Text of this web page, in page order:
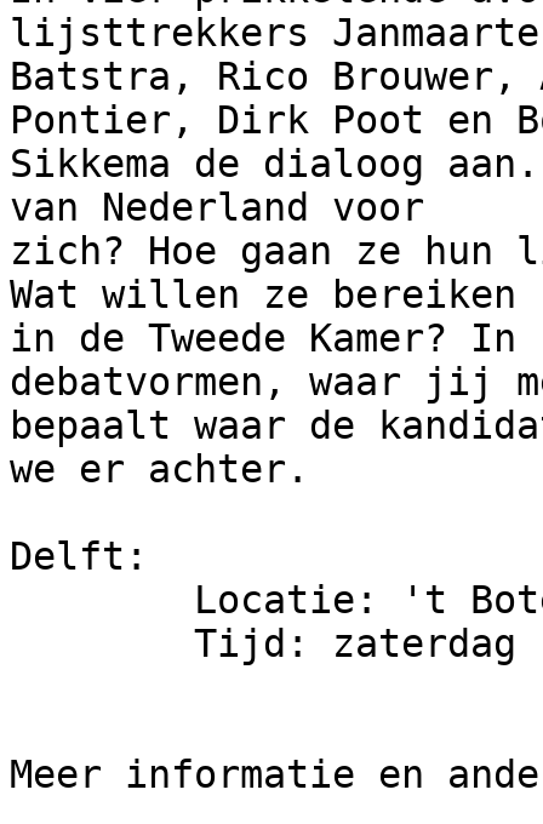
lijsttrekkers
Batstra, Rico
Pontier, Dirk Poot en
Sikkema de dialoog
van Nederland voor
zich? Hoe gaan ze
Wat willen ze bereiken
in de Tweede Kamer? In
debatvormen, waar jij
bepaalt waar de
we er achter.
Delft:
Meer informatie en